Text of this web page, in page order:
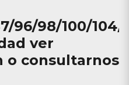
96/98/100/104/
ver
o consultarnos